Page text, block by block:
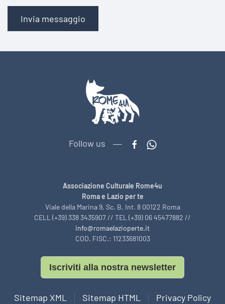
Invia messaggio
Follow us
Associazione Culturale Rome4u
Roma e Lazio per te
Viale della Marina 9, Sc. B, Int. 8 00122 Roma
CELL (+39) 338 3435907 // TEL (+39) 06 45477882 //
info@romaelazioperte.it
COD. FISC.: 11233681003
Iscriviti alla nostra newsletter
Sitemap XML Sitemap HTML Privacy Policy